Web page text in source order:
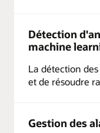
Détection
machine
La détection
et de résoudre
Gestion des